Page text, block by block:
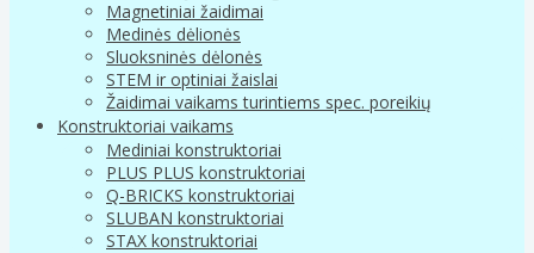
Magnetiniai žaidimai
Medinės dėlionės
Sluoksninės dėlonės
STEM ir optiniai žaislai
Žaidimai vaikams turintiems spec. poreikių
Konstruktoriai vaikams
Mediniai konstruktoriai
PLUS PLUS konstruktoriai
Q-BRICKS konstruktoriai
SLUBAN konstruktoriai
STAX konstruktoriai